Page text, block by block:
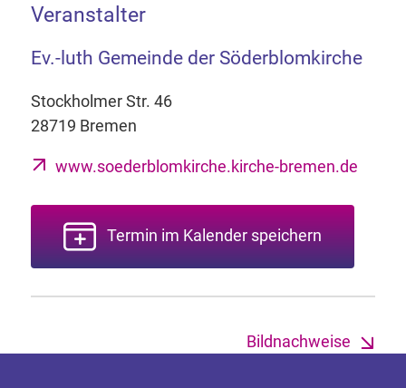
Veranstalter
Ev.-luth Gemeinde der Söderblomkirche
Stockholmer Str. 46
28719 Bremen
www.soederblomkirche.kirche-bremen.de
Termin im Kalender speichern
Bildnachweise